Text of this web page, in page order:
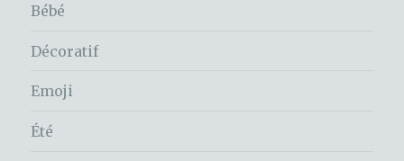
Bébé
Décoratif
Emoji
Été